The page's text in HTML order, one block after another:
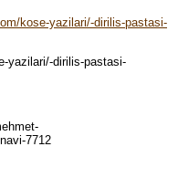
kose-yazilari/-dirilis-pastasi-
yazilari/-dirilis-pastasi-
7712